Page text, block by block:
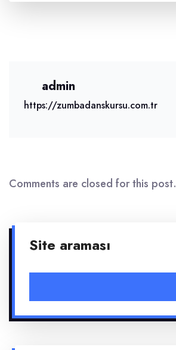
admin
https://zumbadanskursu.com.tr
Comments are closed for this post.
Site araması